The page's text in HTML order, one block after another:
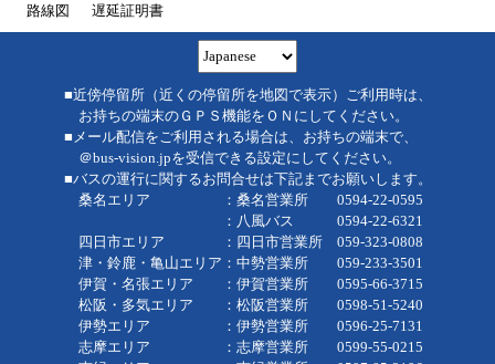
路線図 遅延証明書
■近傍停留所（近くの停留所を地図で表示）ご利用時は、
お持ちの端末のＧＰＳ機能をＯＮにしてください。
■メール配信をご利用される場合は、お持ちの端末で、
＠bus-vision.jpを受信できる設定にしてください。
■バスの運行に関するお問合せは下記までお願いします。
桑名エリア ：桑名営業所 0594-22-0595
：八風バス 0594-22-6321
四日市エリア ：四日市営業所 059-323-0808
津・鈴鹿・亀山エリア：中勢営業所 059-233-3501
伊賀・名張エリア ：伊賀営業所 0595-66-3715
松阪・多気エリア ：松阪営業所 0598-51-5240
伊勢エリア ：伊勢営業所 0596-25-7131
志摩エリア ：志摩営業所 0599-55-0215